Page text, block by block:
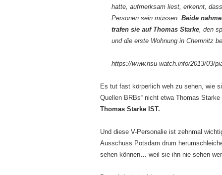
hatte, aufmerksam liest, erkennt,
Personen sein müssen. Beide
trafen sie auf Thomas Starke, den
und die erste Wohnung in Chemnitz
https://www.nsu-watch.info/2013/03/
Es tut fast körperlich weh zu sehen, wie
Quellen BRBs“ nicht etwa Thomas
Thomas Starke IST.
Und diese V-Personalie ist zehnmal
Ausschuss Potsdam drum
sehen können… weil sie ihn nie sehen